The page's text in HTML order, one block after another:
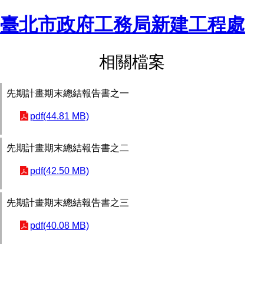
臺北市政府工務局新建工程處
相關檔案
先期計畫期末總結報告書之一
pdf(44.81 MB)
先期計畫期末總結報告書之二
pdf(42.50 MB)
先期計畫期末總結報告書之三
pdf(40.08 MB)